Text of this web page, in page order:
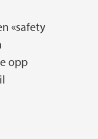
«safety
opp